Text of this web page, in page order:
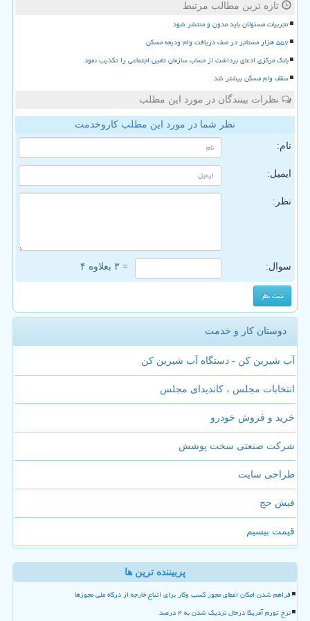
تازه ترین مطالب مرتبط
تجربیات مسئولان باید مدون و منتشر شود
۵۵۷ هزار مستاجر در صف دریافت وام ودیعه مسکن
بانک مرکزی ادعای برداشت از حساب سازمان تامین اجتماعی را تکذیب نمود
سقف وام مسکن بیشتر شد
نظرات بینندگان در مورد این مطلب
نظر شما در مورد این مطلب کاروخدمت
نام:
ایمیل:
نظر:
سوال: = ۳ بعلاوه ۴
دوستان کار و خدمت
آب شیرین کن - دستگاه آب شیرین کن
انتخابات مجلس ، کاندیدای مجلس
خرید و فروش خودرو
شرکت صنعتی سخت پوشش
طراحی سایت
فیش حج
قیمت بیسیم
پربیننده ترین ها
فراهم شدن امکان اعطای مجوز کسب وکار برای اتباع خارجه از درگاه ملی مجوزها
نرخ تورم آمریکا درحال نزدیک شدن به ۴ درصد